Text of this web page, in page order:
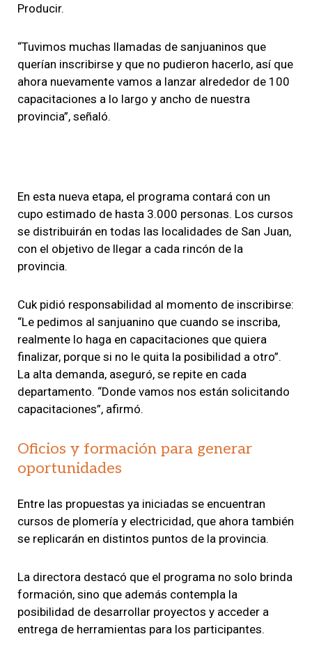
Producir.
“Tuvimos muchas llamadas de sanjuaninos que
querían inscribirse y que no pudieron hacerlo, así que
ahora nuevamente vamos a lanzar alrededor de 100
capacitaciones a lo largo y ancho de nuestra
provincia”, señaló.
En esta nueva etapa, el programa contará con un
cupo estimado de hasta 3.000 personas. Los cursos
se distribuirán en todas las localidades de San Juan,
con el objetivo de llegar a cada rincón de la
provincia.
Cuk pidió responsabilidad al momento de inscribirse:
“Le pedimos al sanjuanino que cuando se inscriba,
realmente lo haga en capacitaciones que quiera
finalizar, porque si no le quita la posibilidad a otro”.
La alta demanda, aseguró, se repite en cada
departamento. “Donde vamos nos están solicitando
capacitaciones”, afirmó.
Oficios y formación para generar
oportunidades
Entre las propuestas ya iniciadas se encuentran
cursos de plomería y electricidad, que ahora también
se replicarán en distintos puntos de la provincia.
La directora destacó que el programa no solo brinda
formación, sino que además contempla la
posibilidad de desarrollar proyectos y acceder a
entrega de herramientas para los participantes.